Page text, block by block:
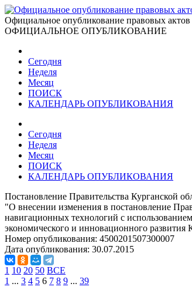
Официальное опубликование правовых актов
ОФИЦИАЛЬНОЕ ОПУБЛИКОВАНИЕ
Сегодня
Неделя
Месяц
ПОИСК
КАЛЕНДАРЬ ОПУБЛИКОВАНИЯ
Сегодня
Неделя
Месяц
ПОИСК
КАЛЕНДАРЬ ОПУБЛИКОВАНИЯ
Постановление Правительства Курганской
"О внесении изменения в постановление
навигационных технологий с
экономического и инновационного развития
Номер опубликования: 4500201507300007
Дата опубликования: 30.07.2015
1 10 20 50 ВСЕ
1 ... 3 4 5 6 7 8 9 ... 39